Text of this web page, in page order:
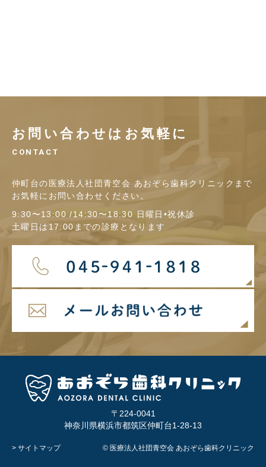
お問い合わせはお気軽に
CONTACT
仲町台の医療法人社団青空会 あおぞら歯科クリニックまで
お気軽にお問い合わせください。
9:30〜13:00 /14:30〜18:30 日曜日•祝休診
土曜日は17:00までの診療となります
〒224-0041
神奈川県横浜市都筑区仲町台1-28-13
> サイトマップ © 医療法人社団青空会 あおぞら歯科クリニック